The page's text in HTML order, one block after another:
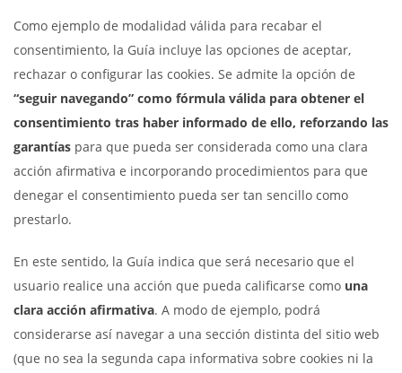
Como ejemplo de modalidad válida para recabar el
consentimiento, la Guía incluye las opciones de aceptar,
rechazar o configurar las cookies. Se admite la opción de
“seguir navegando” como fórmula válida para obtener el
consentimiento tras haber informado de ello, reforzando las
garantías para que pueda ser considerada como una clara
acción afirmativa e incorporando procedimientos para que
denegar el consentimiento pueda ser tan sencillo como
prestarlo.
En este sentido, la Guía indica que será necesario que el
usuario realice una acción que pueda calificarse como una
clara acción afirmativa. A modo de ejemplo, podrá
considerarse así navegar a una sección distinta del sitio web
(que no sea la segunda capa informativa sobre cookies ni la